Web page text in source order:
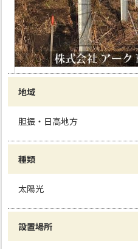
地域
胆振・日高地方
種類
太陽光
設置場所